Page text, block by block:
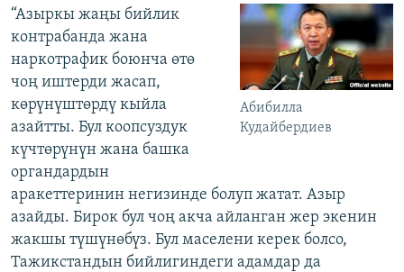
Абибилла
Кудайбердиев
“Азыркы жаңы бийлик
контрабанда жана
наркотрафик боюнча өтө
чоң иштерди жасап,
көрүнүштөрдү кыйла
азайтты. Бул коопсуздук
күчтөрүнүн жана башка
органдардын
аракеттеринин негизинде болуп жатат. Азыр
азайды. Бирок бул чоң акча айланган жер экенин
жакшы түшүнөбүз. Бул маселени керек болсо,
Тажикстандын бийлигиндеги адамдар да